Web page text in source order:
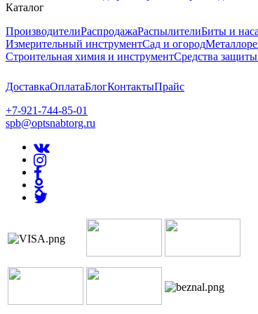
Каталог
ПроизводителиРаспродажаРаспылителиБиты и
Измерительный инструментСад и огород
Строительная химия и инструментСредства защиты
ДоставкаОплатаБлогКонтактыПрайс
+7-921-744-85-01
spb@optsnabtorg.ru